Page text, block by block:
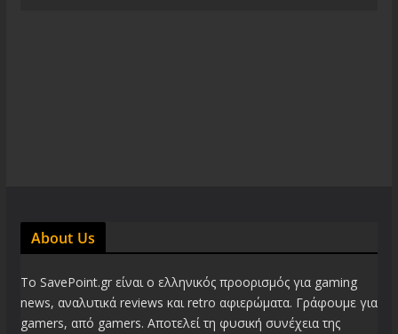
About Us
Το SavePoint.gr είναι ο ελληνικός προορισμός για gaming
news, αναλυτικά reviews και retro αφιερώματα. Γράφουμε για
gamers, από gamers. Αποτελεί τη φυσική συνέχεια της